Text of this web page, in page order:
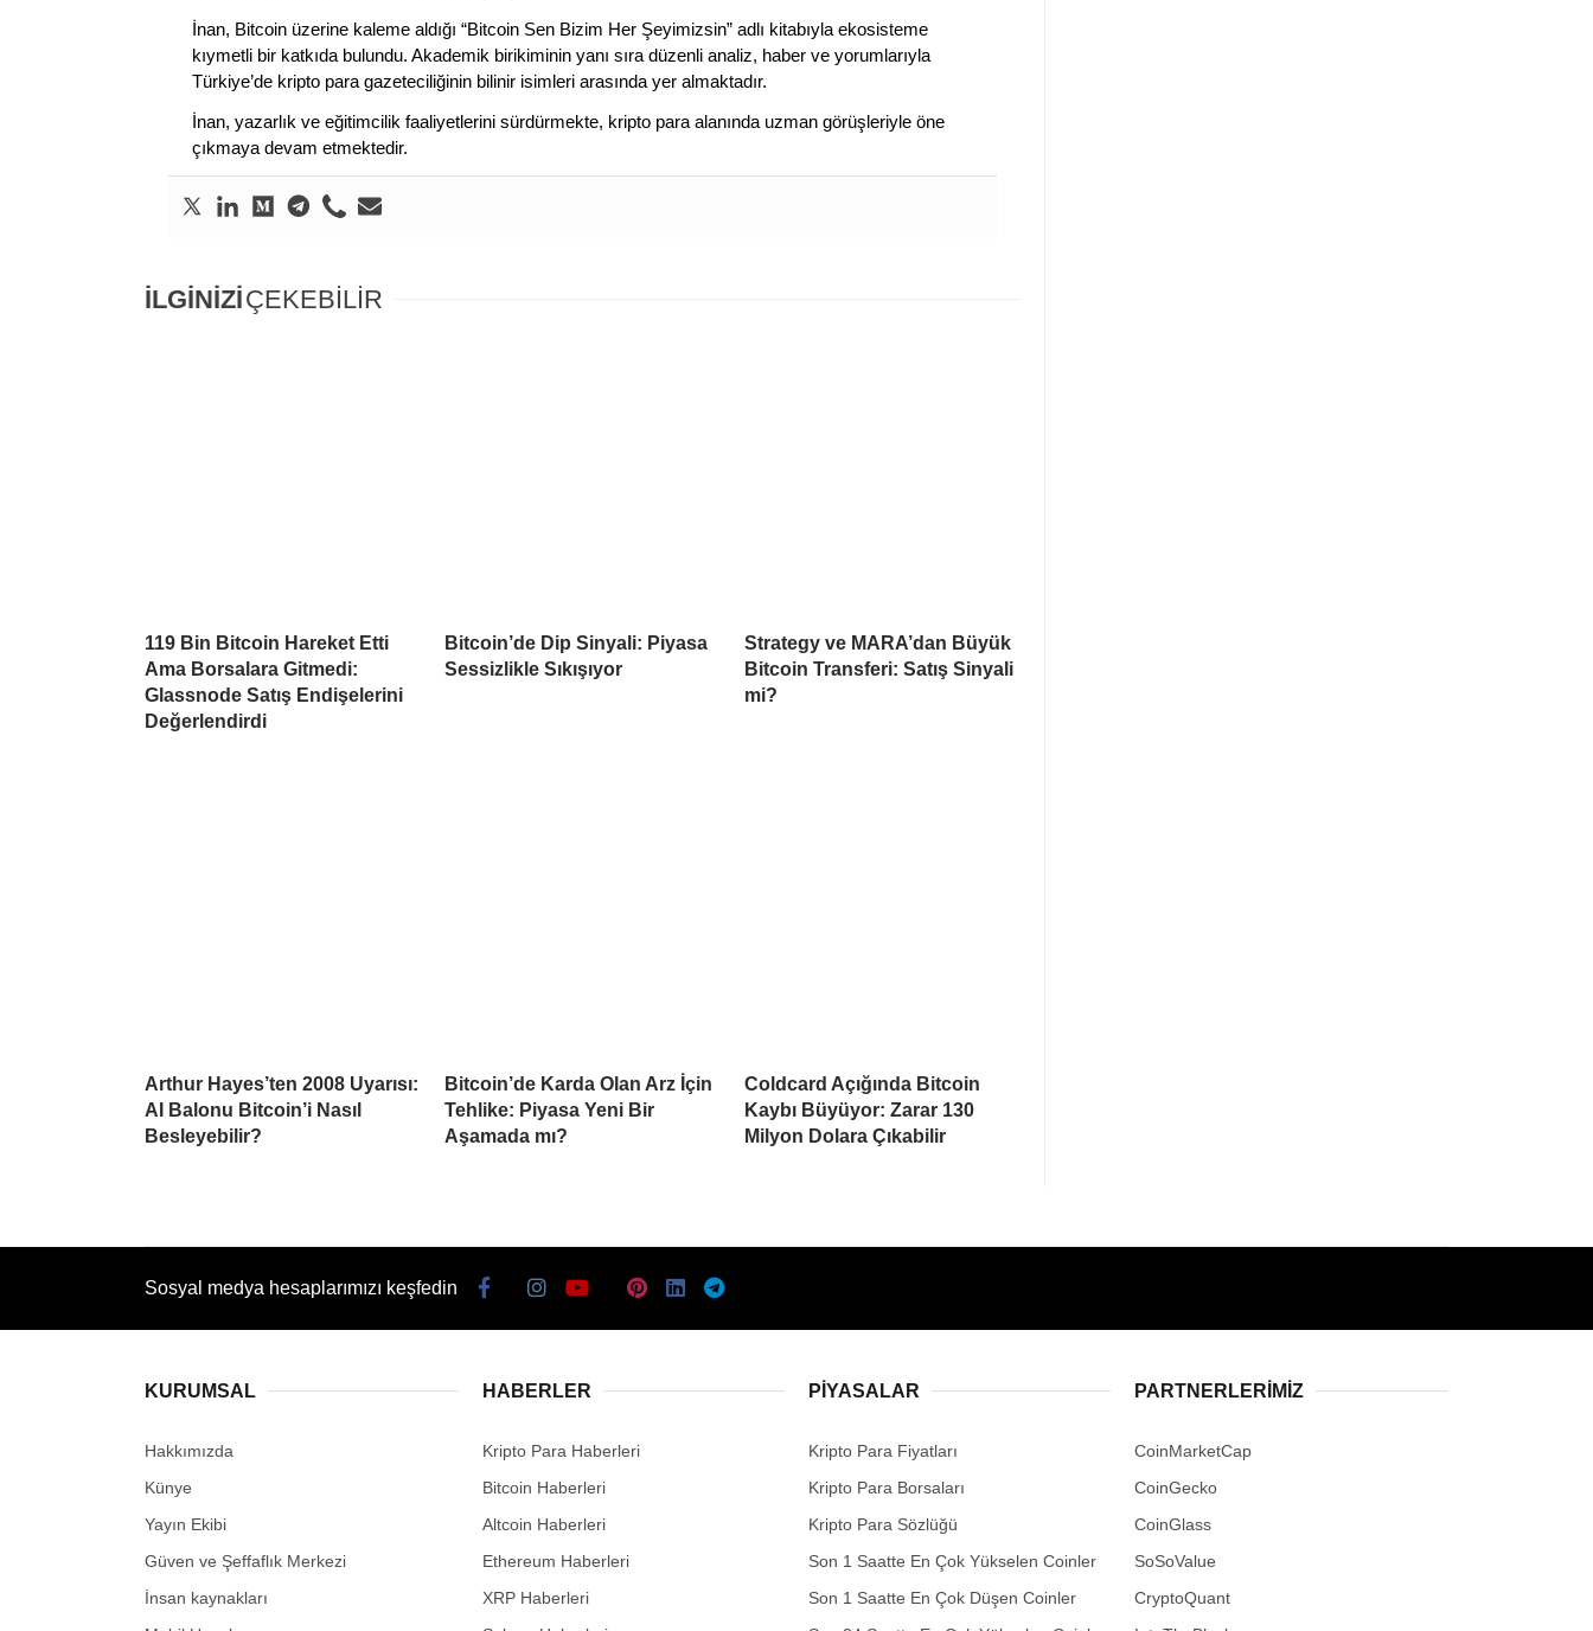
İnan, Bitcoin üzerine kaleme aldığı “Bitcoin Sen Bizim Her Şeyimizsin” adlı kitabıyla ekosisteme
kıymetli bir katkıda bulundu. Akademik birikiminin yanı sıra düzenli analiz, haber ve yorumlarıyla
Türkiye’de kripto para gazeteciliğinin bilinir isimleri arasında yer almaktadır.
İnan, yazarlık ve eğitimcilik faaliyetlerini sürdürmekte, kripto para alanında uzman görüşleriyle öne
çıkmaya devam etmektedir.
İLGİNİZİÇEKEBİLİR
119 Bin Bitcoin Hareket Etti
Ama Borsalara Gitmedi:
Glassnode Satış Endişelerini
Değerlendirdi
Bitcoin’de Dip Sinyali: Piyasa
Sessizlikle Sıkışıyor
Strategy ve MARA’dan Büyük
Bitcoin Transferi: Satış Sinyali
mi?
Arthur Hayes’ten 2008 Uyarısı:
AI Balonu Bitcoin’i Nasıl
Besleyebilir?
Bitcoin’de Karda Olan Arz İçin
Tehlike: Piyasa Yeni Bir
Aşamada mı?
Coldcard Açığında Bitcoin
Kaybı Büyüyor: Zarar 130
Milyon Dolara Çıkabilir
Sosyal medya hesaplarımızı keşfedin
KURUMSAL
Hakkımızda
Künye
Yayın Ekibi
Güven ve Şeffaflık Merkezi
İnsan kaynakları
HABERLER
Kripto Para Haberleri
Bitcoin Haberleri
Altcoin Haberleri
Ethereum Haberleri
XRP Haberleri
PIYASALAR
Kripto Para Fiyatları
Kripto Para Borsaları
Kripto Para Sözlüğü
Son 1 Saatte En Çok Yükselen Coinler
Son 1 Saatte En Çok Düşen Coinler
PARTNERLERIMIZ
CoinMarketCap
CoinGecko
CoinGlass
SoSoValue
CryptoQuant